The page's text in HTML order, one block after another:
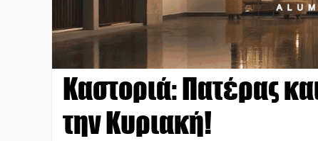
Καστοριά: Πατέρας
την Κυριακή!